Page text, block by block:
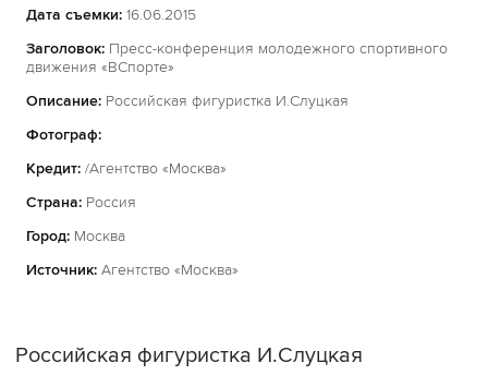
Дата съемки: 16.06.2015
Заголовок: Пресс-конференция молодежного спортивного
движения «ВСпорте»
Описание: Российская фигуристка И.Слуцкая
Фотограф:
Кредит: /Агентство «Москва»
Страна: Россия
Город: Москва
Источник: Агентство «Москва»
Российская фигуристка И.Слуцкая